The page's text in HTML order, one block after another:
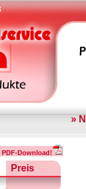
»
Download!
Preis